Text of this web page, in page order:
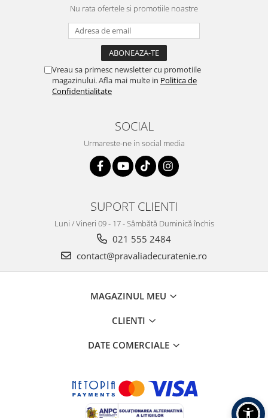
Nu rata ofertele si promotiile noastre
Vreau sa primesc newsletter cu promotiile
magazinului. Afla mai multe in Politica de
Confidentialitate
SOCIAL
Urmareste-ne in social media
SUPORT CLIENTI
Luni / Vineri 09 - 17 - Sâmbătă Duminică închis
021 555 2484
contact@pravaliadecuratenie.ro
MAGAZINUL MEU
CLIENTI
DATE COMERCIALE